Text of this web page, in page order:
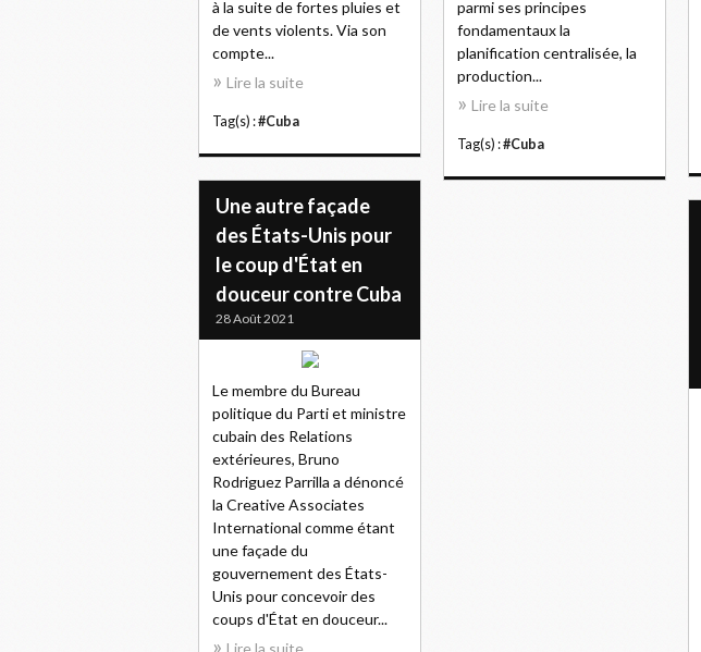
à la suite de fortes pluies et
de vents violents. Via son
compte...
Lire la suite
Tag(s) :#Cuba
parmi ses principes
fondamentaux la
planification centralisée, la
production...
Lire la suite
Tag(s) :#Cuba
Une autre façade
des États-Unis pour
le coup d'État en
douceur contre Cuba
28 Août 2021
Le membre du Bureau
politique du Parti et ministre
cubain des Relations
extérieures, Bruno
Rodriguez Parrilla a dénoncé
la Creative Associates
International comme étant
une façade du
gouvernement des États-
Unis pour concevoir des
coups d'État en douceur...
Lire la suite